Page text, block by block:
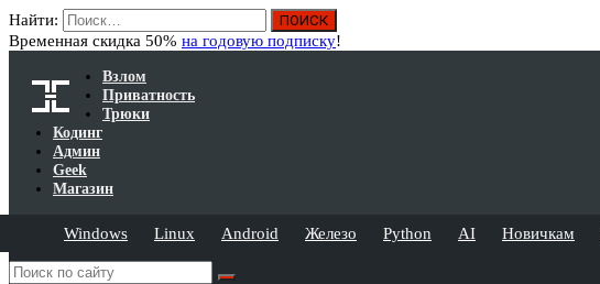
Найти:
Временная скидка 50% на годовую подписку!
Взлом
Приватность
Трюки
Кодинг
Админ
Geek
Магазин
Windows Linux Android Железо Python AI Новичкам